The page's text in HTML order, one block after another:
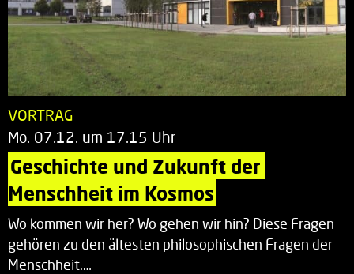
VORTRAG
Mo. 07.12. um 17.15 Uhr
Geschichte und Zukunft der
Menschheit im Kosmos
Wo kommen wir her? Wo gehen wir hin? Diese Fragen
gehören zu den ältesten philosophischen Fragen der
Menschheit.…